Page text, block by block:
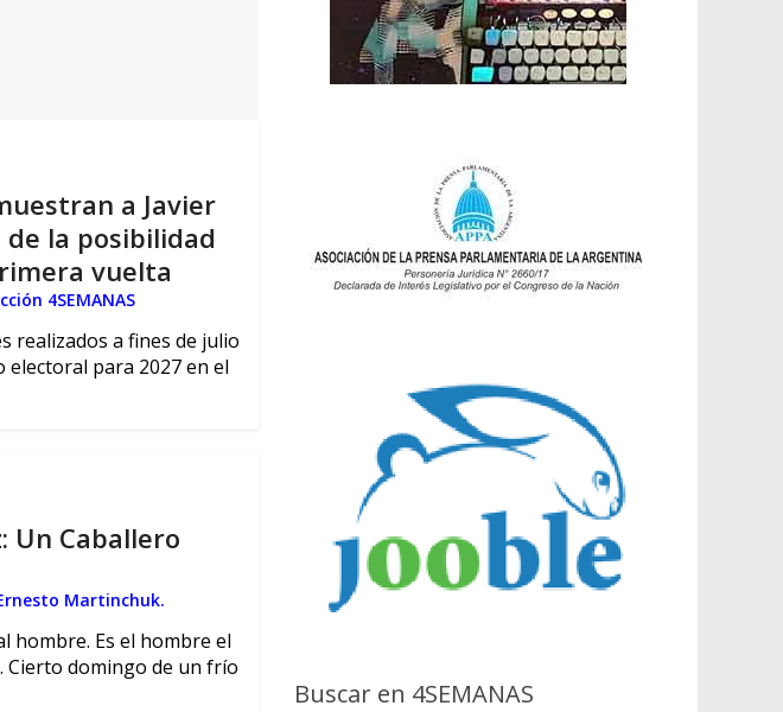
a Javier
la posibilidad
vuelta
4SEMANAS
realizados a fines de julio
para 2027 en el
Un Caballero
Martinchuk.
hombre. Es el hombre el
Cierto domingo de un frío
Buscar en 4SEMANAS